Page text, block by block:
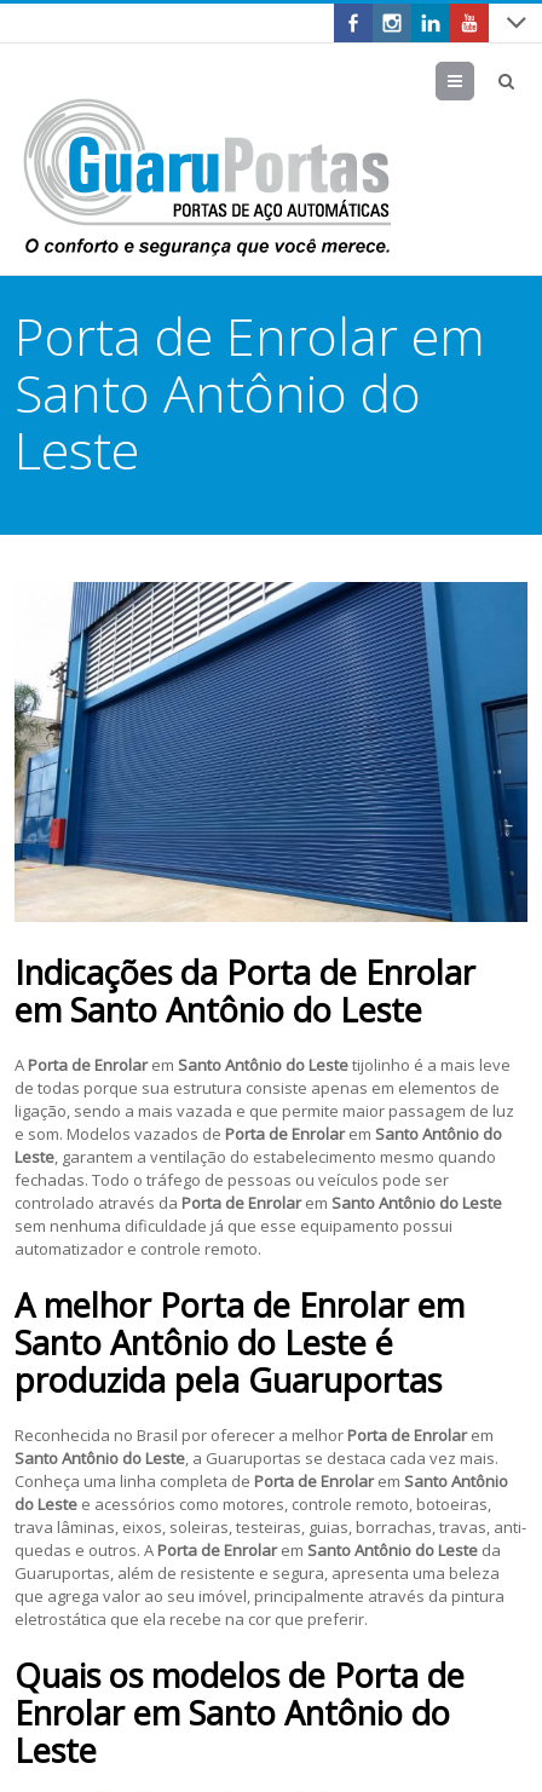
Menu
Porta de Enrolar em
Santo Antônio do
Leste
Indicações da Porta de Enrolar
em Santo Antônio do Leste
A Porta de Enrolarem Santo Antônio do Lestetijolinho é a mais leve
de todas porque sua estrutura consiste apenas em elementos de
ligação, sendo a mais vazada e que permite maior passagem de luz
e som. Modelos vazados de Porta de Enrolarem Santo Antônio do
Leste, garantem a ventilação do estabelecimento mesmo quando
fechadas. Todo o tráfego de pessoas ou veículos pode ser
controlado através da Porta de Enrolarem Santo Antônio do Leste
sem nenhuma dificuldade já que esse equipamento possui
automatizador e controle remoto.
A melhor Porta de Enrolarem
Santo Antônio do Leste é
produzida pela Guaruportas
Reconhecida no Brasil por oferecer a melhor Porta de Enrolarem
Santo Antônio do Leste, a Guaruportas se destaca cada vez mais.
Conheça uma linha completa de Porta de Enrolarem Santo Antônio
do Leste e acessórios como motores, controle remoto, botoeiras,
trava lâminas, eixos, soleiras, testeiras, guias, borrachas, travas, anti-
quedas e outros. A Porta de Enrolarem Santo Antônio do Leste da
Guaruportas, além de resistente e segura, apresenta uma beleza
que agrega valor ao seu imóvel, principalmente através da pintura
eletrostática que ela recebe na cor que preferir.
Quais os modelos de Porta de
Enrolarem Santo Antônio do
Leste